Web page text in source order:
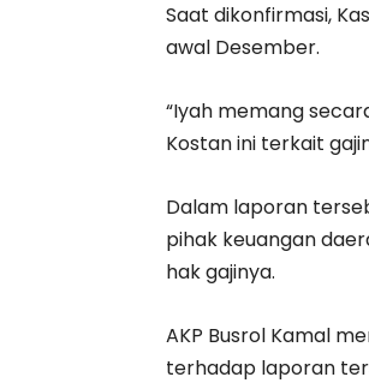
Saat dikonfirmasi,
awal Desember.
“Iyah memang
Kostan ini terkait
Dalam laporan
pihak keuangan
hak gajinya.
AKP Busrol Kamal
terhadap laporan